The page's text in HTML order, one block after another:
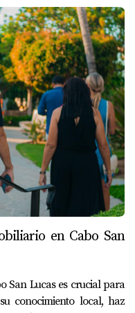
en Cabo San
San Lucas es crucial para
conocimiento local, haz